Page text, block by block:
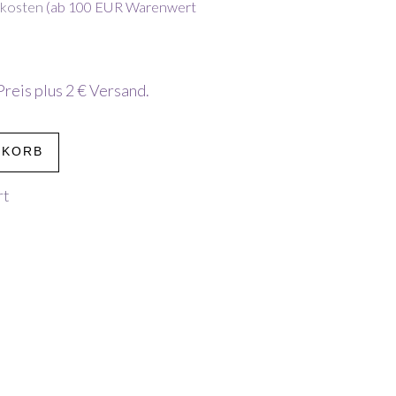
(ab 100 EUR Warenwert
plus 2 € Versand.